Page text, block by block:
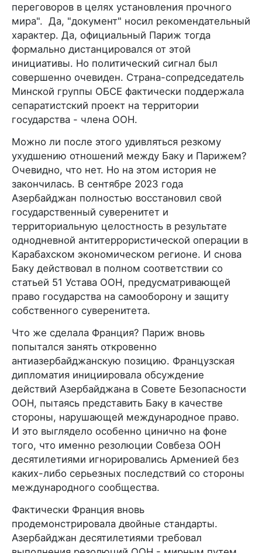
переговоров в целях установления прочного
мира". Да, "документ" носил рекомендательный
характер. Да, официальный Париж тогда
формально дистанцировался от этой
инициативы. Но политический сигнал был
совершенно очевиден. Страна-сопредседатель
Минской группы ОБСЕ фактически поддержала
сепаратистский проект на территории
государства - члена ООН.
Можно ли после этого удивляться резкому
ухудшению отношений между Баку и Парижем?
Очевидно, что нет. Но на этом история не
закончилась. В сентябре 2023 года
Азербайджан полностью восстановил свой
государственный суверенитет и
территориальную целостность в результате
однодневной антитеррористической операции в
Карабахском экономическом регионе. И снова
Баку действовал в полном соответствии со
статьей 51 Устава ООН, предусматривающей
право государства на самооборону и защиту
собственного суверенитета.
Что же сделала Франция? Париж вновь
попытался занять откровенно
антиазербайджанскую позицию. Французская
дипломатия инициировала обсуждение
действий Азербайджана в Совете Безопасности
ООН, пытаясь представить Баку в качестве
стороны, нарушающей международное право.
И это выглядело особенно цинично на фоне
того, что именно резолюции Совбеза ООН
десятилетиями игнорировались Арменией без
каких-либо серьезных последствий со стороны
международного сообщества.
Фактически Франция вновь
продемонстрировала двойные стандарты.
Азербайджан десятилетиями требовал